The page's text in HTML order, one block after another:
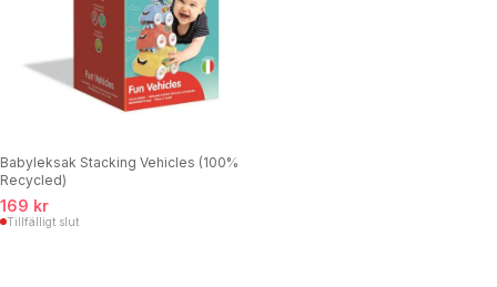
Babyleksak Stacking Vehicles (100%
Recycled)
169 kr
Tillfälligt slut